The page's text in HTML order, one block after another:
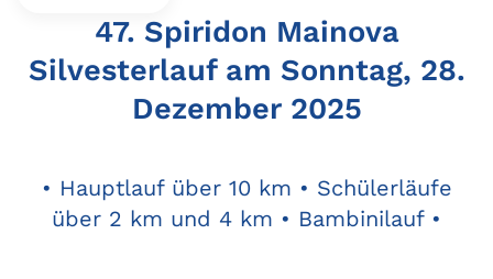
47. Spiridon Mainova
Silvesterlauf am Sonntag, 28.
Dezember 2025
• Hauptlauf über 10 km • Schülerläufe
über 2 km und 4 km • Bambinilauf •